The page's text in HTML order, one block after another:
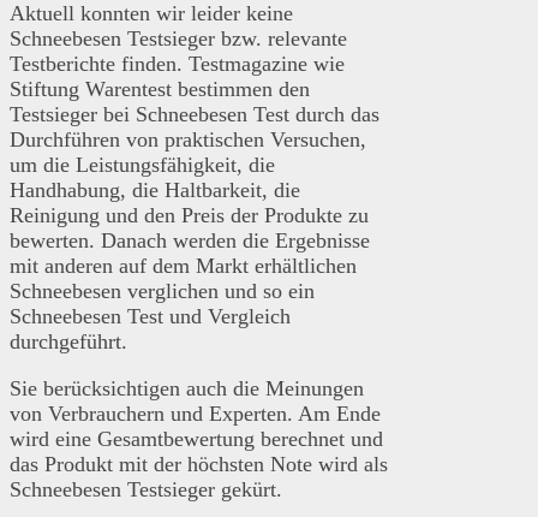
Aktuell konnten wir leider keine
Schneebesen Testsieger bzw. relevante
Testberichte finden. Testmagazine wie
Stiftung Warentest bestimmen den
Testsieger bei Schneebesen Test durch das
Durchführen von praktischen Versuchen,
um die Leistungsfähigkeit, die
Handhabung, die Haltbarkeit, die
Reinigung und den Preis der Produkte zu
bewerten. Danach werden die Ergebnisse
mit anderen auf dem Markt erhältlichen
Schneebesen verglichen und so ein
Schneebesen Test und Vergleich
durchgeführt.
Sie berücksichtigen auch die Meinungen
von Verbrauchern und Experten. Am Ende
wird eine Gesamtbewertung berechnet und
das Produkt mit der höchsten Note wird als
Schneebesen Testsieger gekürt.